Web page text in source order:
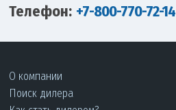
Телефон: +7-800-770-72-14
О компании
Поиск дилера